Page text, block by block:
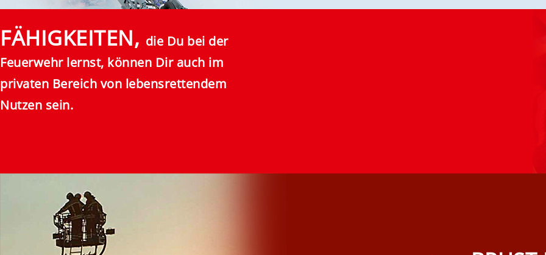
FÄHIGKEITEN, die Du bei der
Feuerwehr lernst, können Dir auch im
privaten Bereich von lebensrettendem
Nutzen sein.